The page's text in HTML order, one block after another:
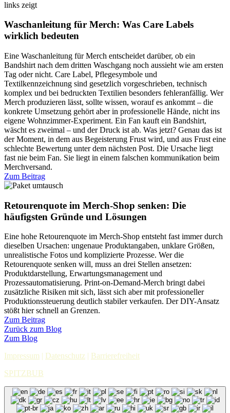
Waschanleitung für Merch: Was Care Labels
wirklich bedeuten
Eine Waschanleitung für Merch entscheidet darüber, ob ein
Bandshirt nach dem dritten Waschgang noch aussieht wie am ersten
Tag oder nicht. Care Label, Pflegesymbole und
Textilkennzeichnung sind gesetzlich vorgeschrieben, technisch
komplex und bei bedruckten Textilien besonders fehleranfällig. Wer
Merch produzieren lässt, sollte wissen, worauf es ankommt – die
konkrete Umsetzung gehört aber in professionelle Hände, nicht ins
eigene Wohnzimmer-Experiment. Ein Fan kauft ein Bandshirt,
wäscht es zweimal – und der Druck ist ab. Was jetzt? Genau das ist
der Moment, in dem aus Begeisterung Frust wird, und aus Frust eine
schlechte Bewertung unter dem nächsten Post. Die Ursache liegt
fast nie beim Fan. Sie liegt in einem falschen kommunikation beim
Merchversand.
Zum Beitrag
Retourenquote im Merch-Shop senken: Die
häufigsten Gründe und Lösungen
Eine hohe Retourenquote im Merch-Shop entsteht fast immer durch
dieselben Ursachen: ungenaue Produktangaben, unklare Größen,
unrealistische Fotos und komplizierte Prozesse. Wer die
Retourenquote senken will, muss an drei Stellen ansetzen:
Produktdarstellung, Erwartungsmanagement und
Prozessautomatisierung. Print-on-Demand-Merch bringt dabei
zusätzliche Risiken mit sich, lässt sich aber mit professioneller
Produktionssteuerung deutlich stabiler verkaufen. Der DIY-Ansatz
stößt hier schnell an Grenzen.
Zum Beitrag
Zurück zum Blog
Zum Blog
Impressum | Datenschutz | Barrierefreiheit
SPITZBUB